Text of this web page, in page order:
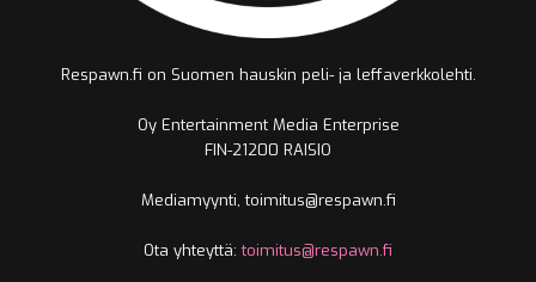
Respawn.fi on Suomen hauskin peli- ja leffaverkkolehti.
Oy Entertainment Media Enterprise
FIN-21200 RAISIO
Mediamyynti, toimitus@respawn.fi
Ota yhteyttä:toimitus@respawn.fi